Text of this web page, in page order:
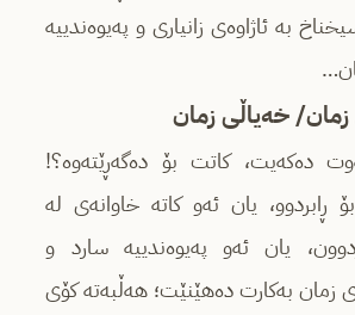
بە ئاژاوەی زانیاری و پەیوەندییە
زمان/ خەیاڵی زمان
دەکەیت، کاتت بۆ دەگەڕێتەوە؟!
بۆ ڕابردوو، یان ئەو کاتە خاوانەی لە
یان ئەو پەیوەندییە سارد و
زمان بەكارت دەهێنێت؛ هەڵبەتە كۆی